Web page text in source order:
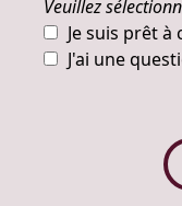
Veuillez
Je suis prêt
J'ai une